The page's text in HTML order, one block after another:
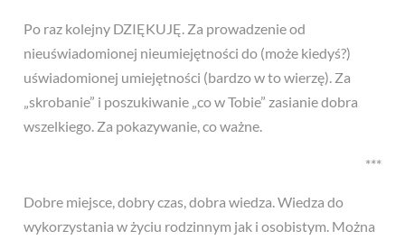
Po raz kolejny DZIĘKUJĘ. Za prowadzenie od
nieuświadomionej nieumiejętności do (może kiedyś?)
uświadomionej umiejętności (bardzo w to wierzę). Za
„skrobanie” i poszukiwanie „co w Tobie” zasianie dobra
wszelkiego. Za pokazywanie, co ważne.
***
Dobre miejsce, dobry czas, dobra wiedza. Wiedza do
wykorzystania w życiu rodzinnym jak i osobistym. Można